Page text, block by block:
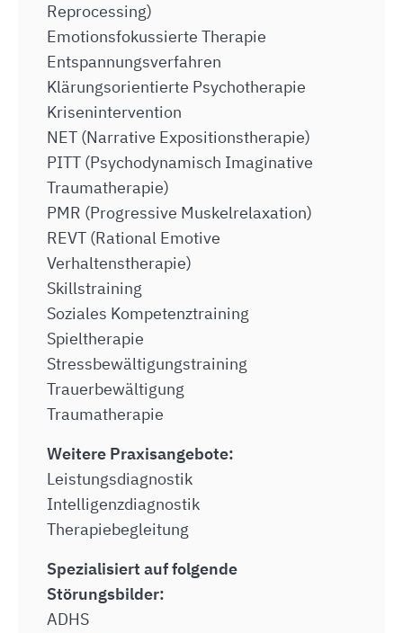
Reprocessing)
Emotionsfokussierte Therapie
Entspannungsverfahren
Klärungsorientierte Psychotherapie
Krisenintervention
NET (Narrative Expositionstherapie)
PITT (Psychodynamisch Imaginative
Traumatherapie)
PMR (Progressive Muskelrelaxation)
REVT (Rational Emotive
Verhaltenstherapie)
Skillstraining
Soziales Kompetenztraining
Spieltherapie
Stressbewältigungstraining
Trauerbewältigung
Traumatherapie
Weitere Praxisangebote:
Leistungsdiagnostik
Intelligenzdiagnostik
Therapiebegleitung
Spezialisiert auf folgende
Störungsbilder:
ADHS